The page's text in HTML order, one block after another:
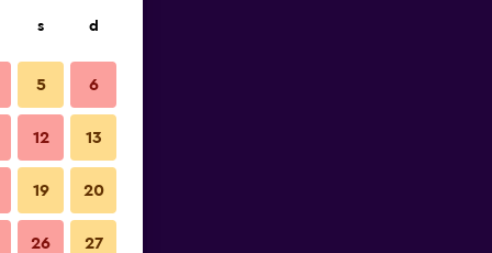
s d
5 6
12 13
19 20
26 27